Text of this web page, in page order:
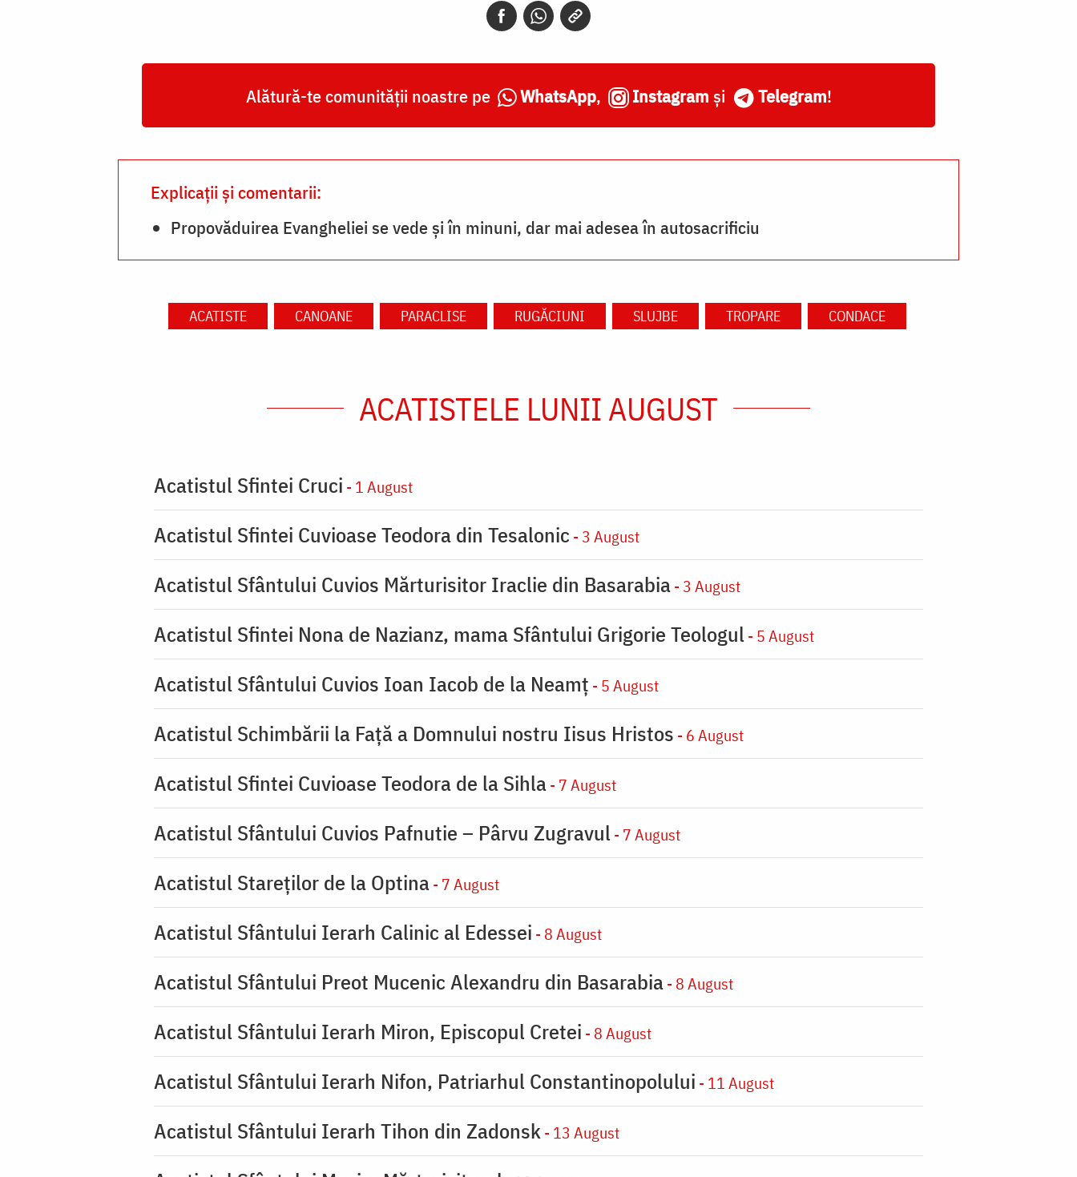
Alătură-te comunității noastre pe WhatsApp, Instagram și Telegram!
Explicații și comentarii:
Propovăduirea Evangheliei se vede și în minuni, dar mai adesea în autosacrificiu
ACATISTE CANOANE PARACLISE RUGĂCIUNI SLUJBE TROPARE CONDACE
ACATISTELE LUNII AUGUST
Acatistul Sfintei Cruci - 1 August
Acatistul Sfintei Cuvioase Teodora din Tesalonic - 3 August
Acatistul Sfântului Cuvios Mărturisitor Iraclie din Basarabia- 3 August
Acatistul Sfintei Nona de Nazianz, mama Sfântului Grigorie Teologul - 5 August
Acatistul Sfântului Cuvios Ioan Iacob de la Neamț - 5 August
Acatistul Schimbării la Faţă a Domnului nostru Iisus Hristos - 6 August
Acatistul Sfintei Cuvioase Teodora de la Sihla- 7 August
Acatistul Sfântului Cuvios Pafnutie – Pârvu Zugravul - 7 August
Acatistul Stareţilor de la Optina- 7 August
Acatistul Sfântului Ierarh Calinic al Edessei - 8 August
Acatistul Sfântului Preot Mucenic Alexandru din Basarabia- 8 August
Acatistul Sfântului Ierarh Miron, Episcopul Cretei - 8 August
Acatistul Sfântului Ierarh Nifon, Patriarhul Constantinopolului - 11 August
Acatistul Sfântului Ierarh Tihon din Zadonsk - 13 August